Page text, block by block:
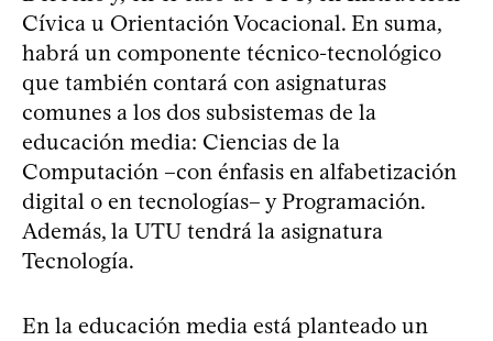
Cívica u Orientación Vocacional. En suma,
habrá un componente técnico-tecnológico
que también contará con asignaturas
comunes a los dos subsistemas de la
educación media: Ciencias de la
Computación –con énfasis en alfabetización
digital o en tecnologías– y Programación.
Además, la UTU tendrá la asignatura
Tecnología.
En la educación media está planteado un